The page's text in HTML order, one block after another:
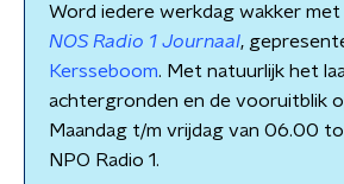
Word iedere werkdag wakker
NOS Radio 1 Journaal,
Kersseboom. Met natuurlijk het
achtergronden en de vooruitblik
Maandag t/m vrijdag van 06.00
NPO Radio 1.